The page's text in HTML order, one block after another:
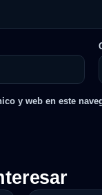
y web en este